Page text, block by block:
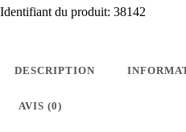
Identifiant du produit: 38142
DESCRIPTION
AVIS (0)